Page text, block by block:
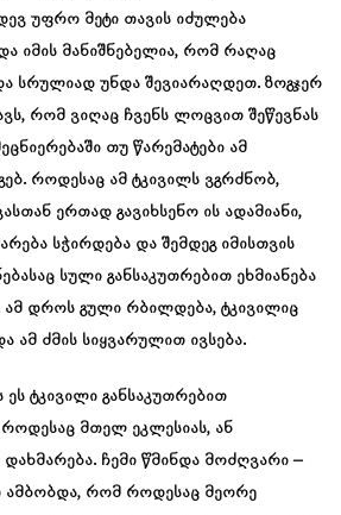
უფრო მეტი თავის იძულება
იმის მანიშნებელია, რომ რაღაც
სრულიად უნდა შევიარაღდეთ. ზოგჯერ
რომ ვიღაც ჩვენს ლოცვით შეწევნას
თუ წარემატები ამ
როდესაც ამ ტკივილს ვგრძნობ,
ერთად გავიხსენო ის ადამიანი,
სჭირდება და შემდეგ იმისთვის
სული განსაკუთრებით ეხმიანება
ამ დროს გული რბილდება, ტკივილიც
ამ ძმის სიყვარულით ივსება.
ტკივილი განსაკუთრებით
მთელ ეკლესიას, ან
ჩემი წმინდა მოძღვარი –
ამბობდა, რომ როდესაც მეორე